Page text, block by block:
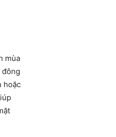
mùa
đông
hoặc